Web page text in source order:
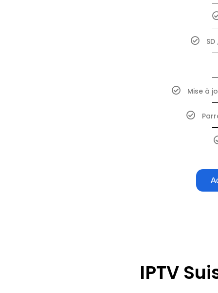
Mise à
IPTV